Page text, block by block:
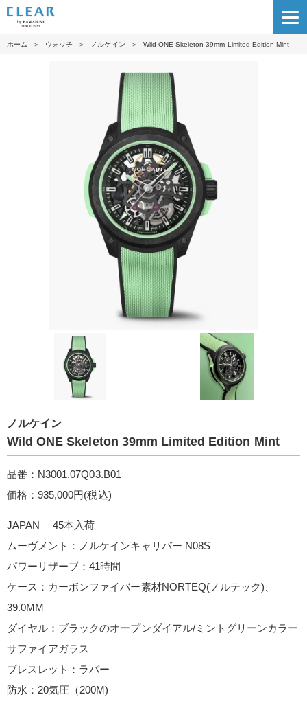
ホーム ＞ ウォッチ ＞ ノルケイン ＞ Wild ONE Skeleton 39mm Limited Edition Mint
ノルケイン
Wild ONE Skeleton 39mm Limited Edition Mint
品番：N3001.07Q03.B01
価格：935,000円(税込)
JAPAN 45本入荷
ムーヴメント：ノルケインキャリバー N08S
パワーリザーブ：41時間
ケース：カーボンファイバー素材NORTEQ(ノルテック)、
39.0MM
ダイヤル：ブラックのオープンダイアル/ミントグリーンカラー
サファイアガラス
ブレスレット：ラバー
防水：20気圧（200M)